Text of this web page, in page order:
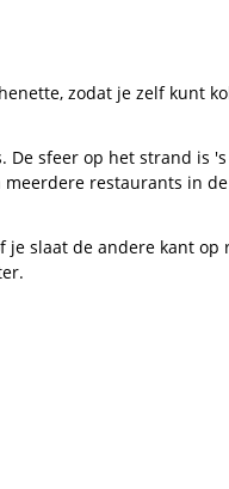
zodat je zelf kunt
De sfeer op het strand is 's
meerdere restaurants in
je slaat de andere kant op